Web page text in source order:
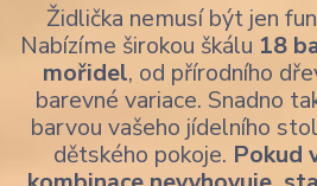
Židlička nemusí být jen
Nabízíme širokou škálu 18
mořidel, od přírodního
barevné variace. Snadno
barvou vašeho jídelního
dětského pokoje. Pokud